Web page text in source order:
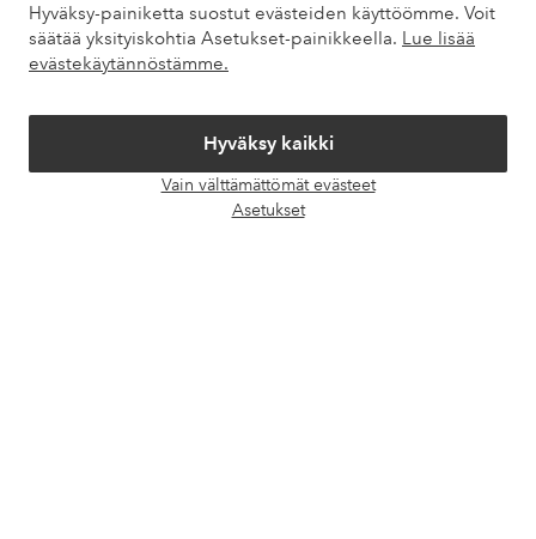
Hyväksy-painiketta suostut evästeiden käyttöömme. Voit
säätää yksityiskohtia Asetukset-painikkeella. Lue lisää
evästekäytännöstämme.
Hyväksy kaikki
Vain välttämättömät evästeet
Asetukset
Palvelumme